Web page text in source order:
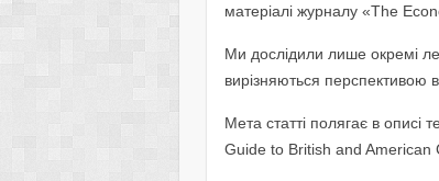
матеріалі журналу «The
Ми дослідили лише окремі
вирізняються перспективою
Метa статті полягає в описі
Guide to British and American